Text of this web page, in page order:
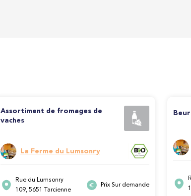
Assortiment de fromages de
vaches
La Ferme du Lumsonry
Rue du Lumsonry
109, 5651 Tarcienne
Prix Sur demande